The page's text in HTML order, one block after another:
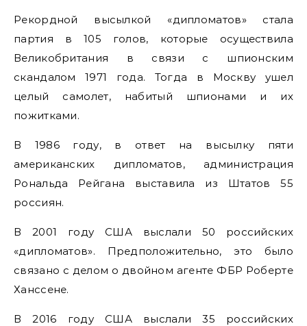
Рекордной высылкой «дипломатов» стала
партия в 105 голов, которые осуществила
Великобритания в связи с шпионским
скандалом 1971 года. Тогда в Москву ушел
целый самолет, набитый шпионами и их
пожитками.
В 1986 году, в ответ на высылку пяти
американских дипломатов, администрация
Рональда Рейгана выставила из Штатов 55
россиян.
В 2001 году США выслали 50 российских
«дипломатов». Предположительно, это было
связано с делом о двойном агенте ФБР Роберте
Ханссене.
В 2016 году США выслали 35 российских